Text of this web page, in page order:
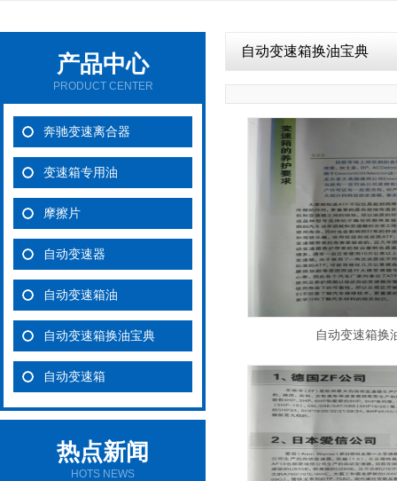
产品中心
PRODUCT CENTER
奔驰变速离合器
变速箱专用油
摩擦片
自动变速器
自动变速箱油
自动变速箱换油宝典
自动变速箱
热点新闻
HOTS NEWS
自动变速箱换油宝典
自动变速箱换